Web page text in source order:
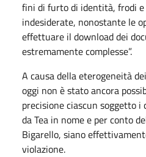
fini di furto di identità, frodi e
indesiderate, nonostante le
effettuare il download dei
estremamente complesse”.
A causa della eterogeneità
oggi non è stato ancora
precisione ciascun soggetto
da Tea in nome e per conto
Bigarello, siano
violazione.